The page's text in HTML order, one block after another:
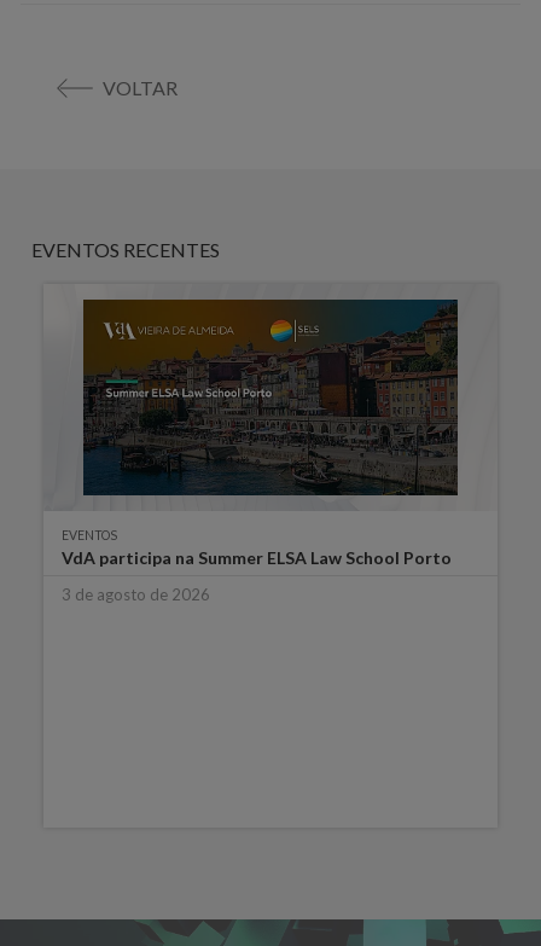
VOLTAR
EVENTOS RECENTES
EVENTOS
VdA participa na Summer ELSA Law School Porto
3 de agosto de 2026